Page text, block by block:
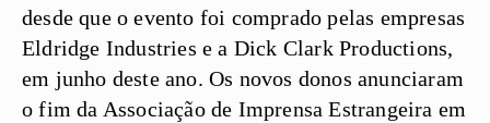
desde que o evento foi comprado pelas empresas
Eldridge Industries e a Dick Clark Productions,
em junho deste ano. Os novos donos anunciaram
o fim da Associação de Imprensa Estrangeira em